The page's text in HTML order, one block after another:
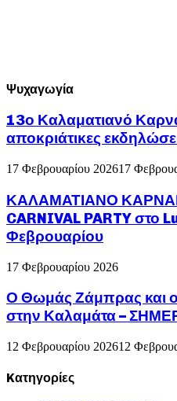
Ψυχαγωγία
13ο Καλαματιανό
αποκριάτικες
17 Φεβρουαρίου 202617
ΚΑΛΑΜΑΤΙΑΝΟ
CARNIVAL PARTY στο
Φεβρουαρίου
17 Φεβρουαρίου 2026
Ο Θωμάς Ζάμπρας και
στην Καλαμάτα –
12 Φεβρουαρίου 202612
Kατηγορίες